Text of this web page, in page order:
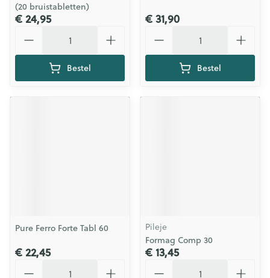
(20 bruistabletten)
€ 24,95
Bestel
€ 31,90
Bestel
Pure Ferro Forte Tabl 60
€ 22,45
Pileje
Formag Comp 30
€ 13,45